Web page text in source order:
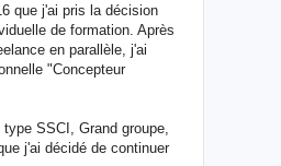
que j'ai pris la décision
de formation. Après
en parallèle, j'ai
"Concepteur
SSCI, Grand groupe,
j'ai décidé de continuer